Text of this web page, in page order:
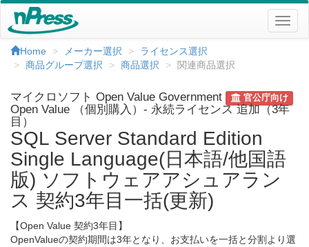
Home メーカー選択
ライセンス選択
商品グループ選択
商品選択 関連商品選択
マイクロソフト Open Value Government 官公庁向け
Open Value （個別購入）- 永続ライセンス 追加（3年
目）
SQL Server Standard Edition
Single Language(日本語/他国語
版) ソフトウェアアシュアラン
ス 契約3年目一括(更新)
【Open Value 契約3年目】
OpenValueの契約期間は3年となり、お支払いを一括と分割より選